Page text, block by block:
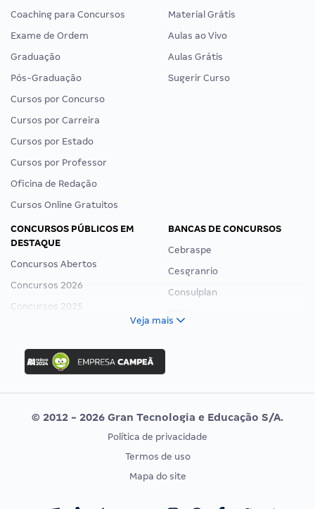
Coaching para Concursos
Exame de Ordem
Graduação
Pós-Graduação
Cursos por Concurso
Cursos por Carreira
Cursos por Estado
Cursos por Professor
Oficina de Redação
Cursos Online Gratuitos
Material Grátis
Aulas ao Vivo
Aulas Grátis
Sugerir Curso
CONCURSOS PÚBLICOS EM
DESTAQUE
Concursos Abertos
Concursos 2026
Concursos 2025
Concurso Ibama
Concurso MPU
Editais publicados
BANCAS DE CONCURSOS
Cebraspe
Cesgranrio
Consulplan
Vunesp
CONCURSOS POR PROFISSÃO
Concursos Fiscais
EXAME DE ORDEM
Calendário OAB
Veja mais
© 2012 - 2026 Gran Tecnologia e Educação S/A.
Política de privacidade
Termos de uso
Mapa do site